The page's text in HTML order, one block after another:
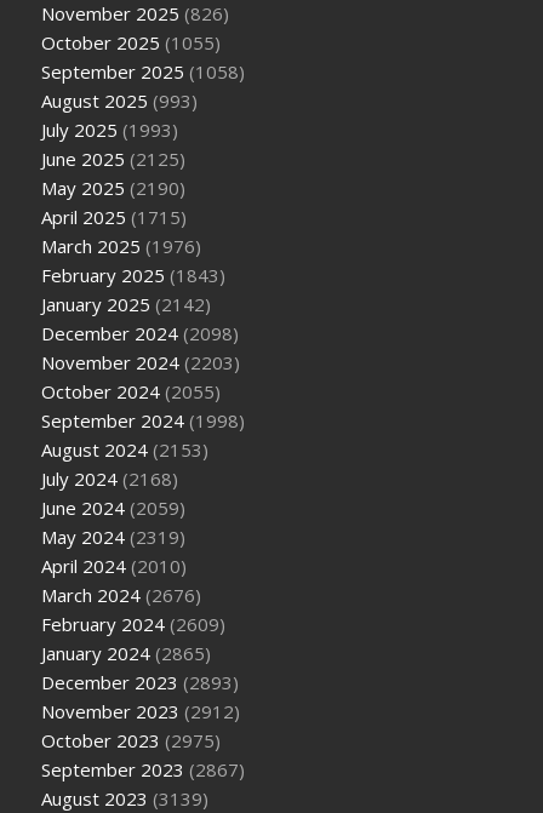
November 2025 (826)
October 2025 (1055)
September 2025 (1058)
August 2025 (993)
July 2025 (1993)
June 2025 (2125)
May 2025 (2190)
April 2025 (1715)
March 2025 (1976)
February 2025 (1843)
January 2025 (2142)
December 2024 (2098)
November 2024 (2203)
October 2024 (2055)
September 2024 (1998)
August 2024 (2153)
July 2024 (2168)
June 2024 (2059)
May 2024 (2319)
April 2024 (2010)
March 2024 (2676)
February 2024 (2609)
January 2024 (2865)
December 2023 (2893)
November 2023 (2912)
October 2023 (2975)
September 2023 (2867)
August 2023 (3139)